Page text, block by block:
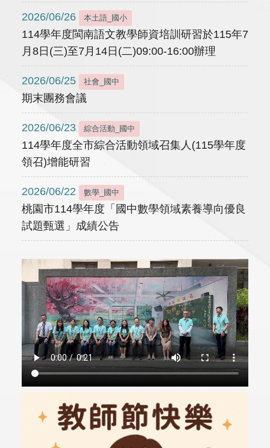
2026/06/26 本土語_國小
114學年度閩南語文教學師資培訓研習於115年7
月8日(三)至7月14日(二)09:00-16:00辦理
2026/06/25 社會_國中
期末團務會議
2026/06/23 綜合活動_國中
114學年度全市綜合活動領域召集人(115學年度
領召)增能研習
2026/06/22 數學_國中
桃園市114學年度「國中數學領域素養導向優良
試題甄選」成績公告